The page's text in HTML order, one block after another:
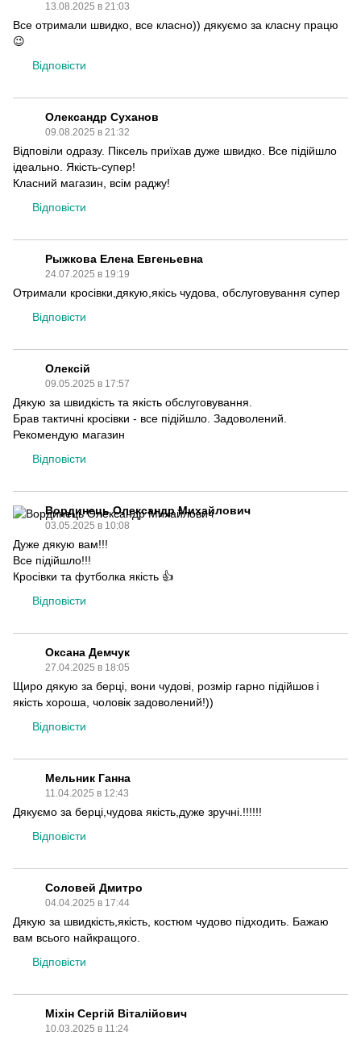
13.08.2025 в 21:03
Все отримали швидко, все класно)) дякуємо за класну працю
😉
Відповісти
Олександр Суханов
09.08.2025 в 21:32
Відповіли одразу. Піксель приїхав дуже швидко. Все підійшло
ідеально. Якість-супер!
Класний магазин, всім раджу!
Відповісти
Рыжкова Елена Евгеньевна
24.07.2025 в 19:19
Отримали кросівки,дякую,якісь чудова, обслуговування супер
Відповісти
Олексій
09.05.2025 в 17:57
Дякую за швидкість та якість обслуговування.
Брав тактичні кросівки - все підійшло. Задоволений.
Рекомендую магазин
Відповісти
Вординець Олександр Михайлович
03.05.2025 в 10:08
Дуже дякую вам!!!
Все підійшло!!!
Кросівки та футболка якість 👍
Відповісти
Оксана Демчук
27.04.2025 в 18:05
Щиро дякую за берці, вони чудові, розмір гарно підійшов і
якість хороша, чоловік задоволений!))
Відповісти
Мельник Ганна
11.04.2025 в 12:43
Дякуємо за берці,чудова якість,дуже зручні.!!!!!!
Відповісти
Соловей Дмитро
04.04.2025 в 17:44
Дякую за швидкість,якість, костюм чудово підходить. Бажаю
вам всього найкращого.
Відповісти
Міхін Сергій Віталійович
10.03.2025 в 11:24